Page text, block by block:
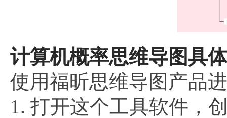
计算机概率思维导图具
使用福昕思维导图产品
1. 打开这个工具软件，